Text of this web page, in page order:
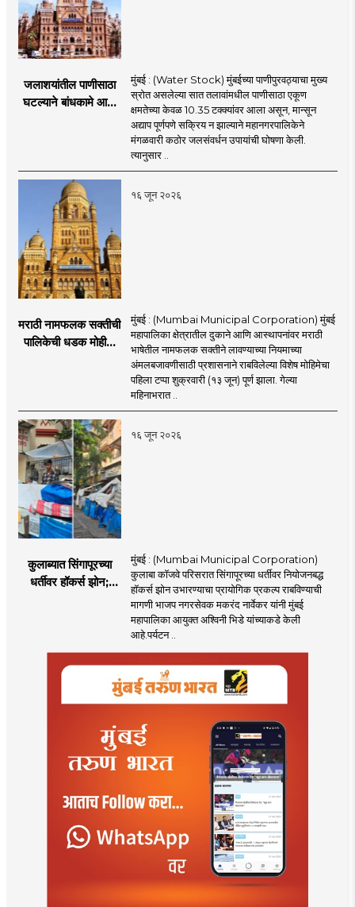
जलाशयांतील पाणीसाठा
घटल्याने बांधकामे आणि
निर्बंध
मुंबई : (Water Stock) मुंबईच्या पाणीपुरवठ्याचा मुख्य
स्रोत असलेल्या सात तलावांमधील पाणीसाठा एकूण
क्षमतेच्या केवळ 10.35 टक्क्यांवर आला असून, मान्सून
अद्याप पूर्णपणे सक्रिय न झाल्याने महानगरपालिकेने
मंगळवारी कठोर जलसंवर्धन उपायांची घोषणा केली.
त्यानुसार ..
१६ जून २०२६
मराठी नामफलक सक्तीची
पालिकेची धडक मोहीम;
मुंबई : (Mumbai Municipal Corporation) मुंबई
महापालिका क्षेत्रातील दुकाने आणि आस्थापनांवर मराठी
भाषेतील नामफलक सक्तीने लावण्याच्या नियमाच्या
अंमलबजावणीसाठी प्रशासनाने राबविलेल्या विशेष मोहिमेचा
पहिला टप्पा शुक्रवारी (१३ जून) पूर्ण झाला. गेल्या
महिनाभरात ..
१६ जून २०२६
कुलाब्यात सिंगापूरच्या
धर्तीवर हॉकर्स झोन;
आयुक्तांना पत्र
मुंबई : (Mumbai Municipal Corporation)
कुलाबा कॉजवे परिसरात सिंगापूरच्या धर्तीवर नियोजनबद्ध
हॉकर्स झोन उभारण्याचा प्रायोगिक प्रकल्प राबविण्याची
मागणी भाजप नगरसेवक मकरंद नार्वेकर यांनी मुंबई
महापालिका आयुक्त अश्विनी भिडे यांच्याकडे केली
आहे.पर्यटन ..